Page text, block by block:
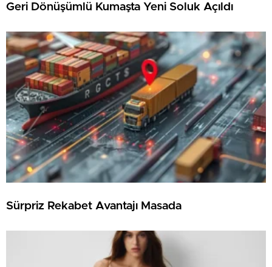
Geri Dönüşümlü Kumaşta Yeni Soluk Açıldı
Sürpriz Rekabet Avantajı Masada